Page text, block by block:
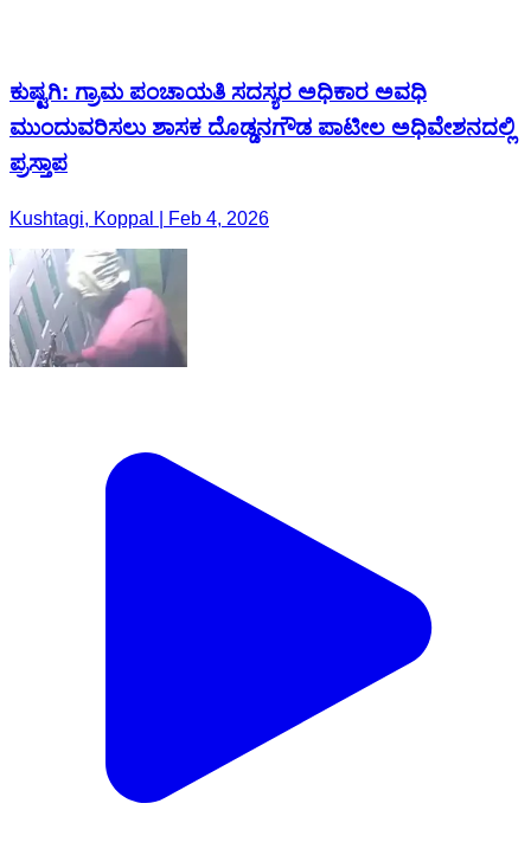
ಕುಷ್ಟಗಿ: ಗ್ರಾಮ ಪಂಚಾಯತಿ ಸದಸ್ಯರ ಅಧಿಕಾರ ಅವಧಿ
ಮುಂದುವರಿಸಲು ಶಾಸಕ ದೊಡ್ಡನಗೌಡ ಪಾಟೀಲ ಅಧಿವೇಶನದಲ್ಲಿ
ಪ್ರಸ್ತಾಪ
Kushtagi, Koppal | Feb 4, 2026